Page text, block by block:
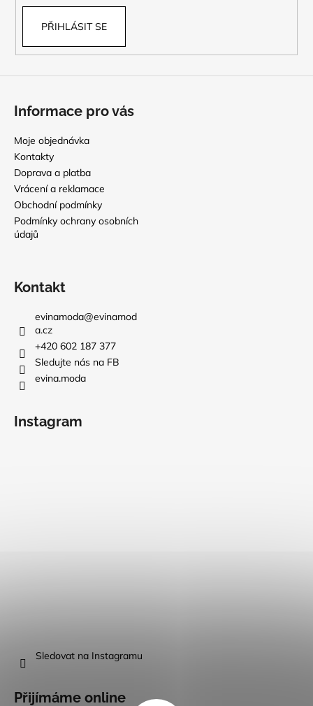
PŘIHLÁSIT SE
Informace pro vás
Moje objednávka
Kontakty
Doprava a platba
Vrácení a reklamace
Obchodní podmínky
Podmínky ochrany osobních
údajů
Kontakt
evinamoda@evinamod
a.cz
+420 602 187 377
Sledujte nás na FB
evina.moda
Instagram
Sledovat na Instagramu
Přijímáme online